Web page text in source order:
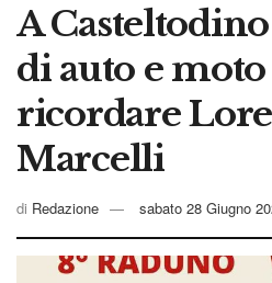
A
di auto e moto
ricordare
Marcelli
di Redazione sabato 28 Giugno